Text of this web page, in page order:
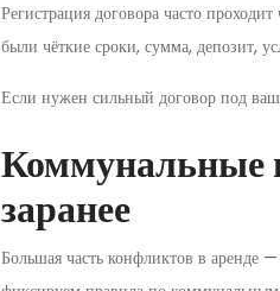
Регистрация договора часто
были чёткие сроки, сумма, депозит,
Если нужен сильный договор под
Коммунальные
заранее
Большая часть конфликтов в аренде